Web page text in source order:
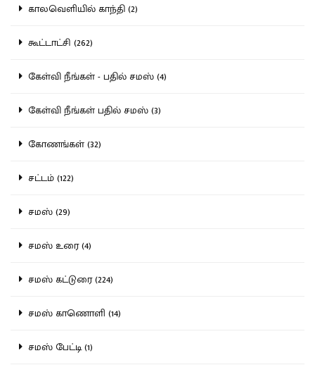
காலவெளியில் காந்தி (2)
கூட்டாட்சி (262)
கேள்வி நீங்கள் - பதில் சமஸ் (4)
கேள்வி நீங்கள் பதில் சமஸ் (3)
கோணங்கள் (32)
சட்டம் (122)
சமஸ் (29)
சமஸ் உரை (4)
சமஸ் கட்டுரை (224)
சமஸ் காணொளி (14)
சமஸ் பேட்டி (1)